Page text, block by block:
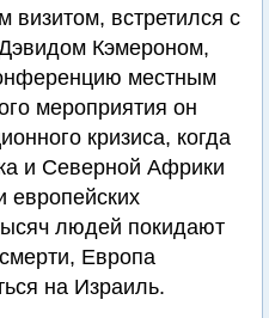
встретился с
Кэмероном,
местным
мероприятия он
кризиса, когда
и Северной Африки
европейских
людей покидают
Европа
на Израиль.